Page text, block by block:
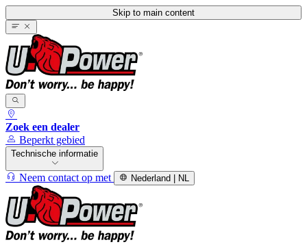
Skip to main content
Zoek een dealer
Beperkt gebied
Technische informatie
Neem contact op met Nederland | NL